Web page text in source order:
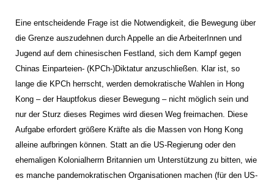
Eine entscheidende Frage ist die Notwendigkeit, die Bewegung über
die Grenze auszudehnen durch Appelle an die ArbeiterInnen und
Jugend auf dem chinesischen Festland, sich dem Kampf gegen
Chinas Einparteien- (KPCh-)Diktatur anzuschließen. Klar ist, so
lange die KPCh herrscht, werden demokratische Wahlen in Hong
Kong – der Hauptfokus dieser Bewegung – nicht möglich sein und
nur der Sturz dieses Regimes wird diesen Weg freimachen. Diese
Aufgabe erfordert größere Kräfte als die Massen von Hong Kong
alleine aufbringen können. Statt an die US-Regierung oder den
ehemaligen Kolonialherrn Britannien um Unterstützung zu bitten, wie
es manche pandemokratischen Organisationen machen (für den US-